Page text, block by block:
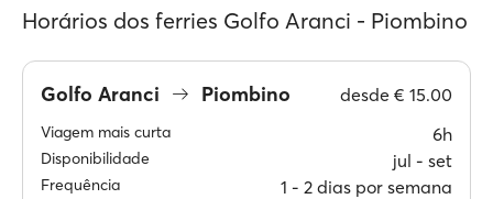
Horários dos ferries Golfo Aranci - Piombino
Golfo Aranci Piombino desde € 15.00
Viagem mais curta 6h
Disponibilidade jul ‐ set
Frequência 1 ‐ 2 dias por semana